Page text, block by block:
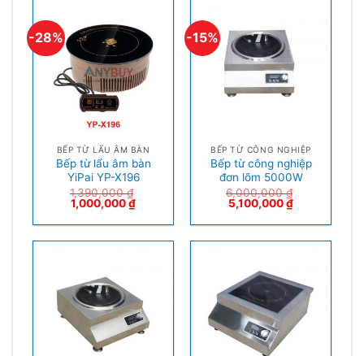
-28%
BẾP TỪ LẨU ÂM BÀN
Bếp từ lẩu âm bàn
YiPai YP-X196
1,390,000₫
1,000,000₫
-15%
BẾP TỪ CÔNG NGHIỆP
Bếp từ công nghiệp
đơn lõm 5000W
6,000,000₫
5,100,000₫